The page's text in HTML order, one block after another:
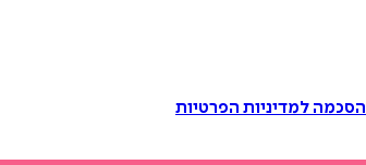
הסכמה למדיניות הפרטיות